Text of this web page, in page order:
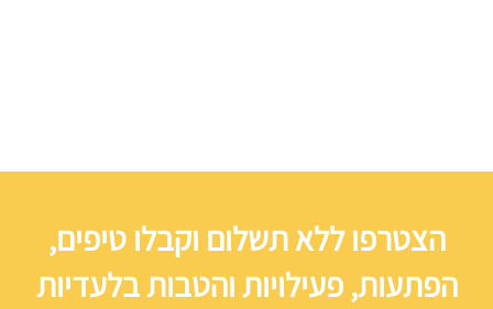
הצטרפו ללא תשלום וקבלו טיפים,
הפתעות, פעילויות והטבות בלעדיות